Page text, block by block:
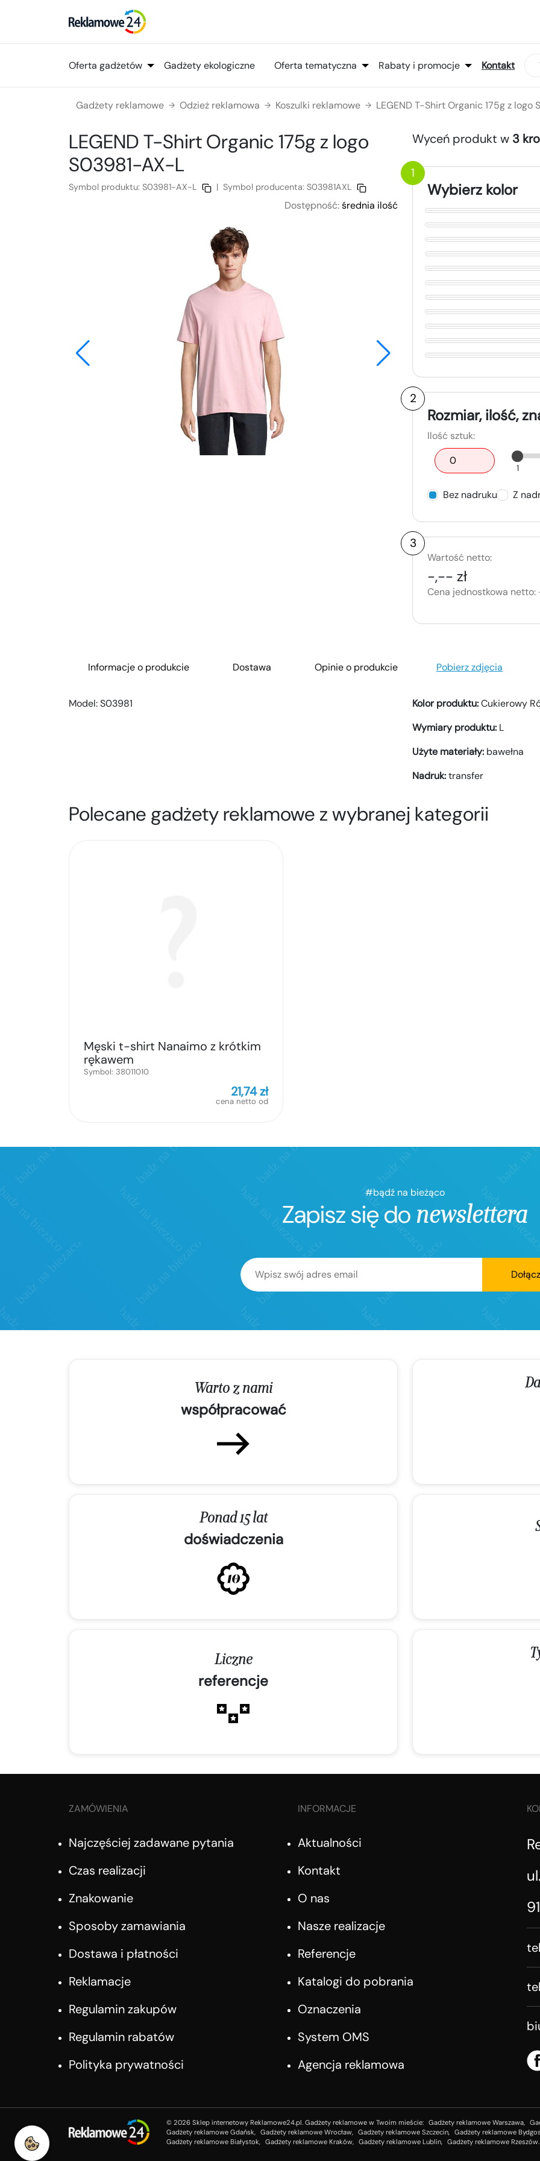
Oferta gadżetów Gadżety ekologiczne Oferta tematyczna Rabaty i promocje Kontakt
Gadżety reklamowe → Odzież reklamowa → Koszulki reklamowe → LEGEND T-Shirt Organic 175g z logo
LEGEND T-Shirt Organic 175g z logo
S03981-AX-L
Symbol produktu: S03981-AX-L | Symbol producenta: S03981AXL
Dostępność:średnia ilość
Wyceń produkt w 3
1
Wybierz kolor
2
Rozmiar, ilość,
Ilość sztuk:
1
Bez nadruku Z
3
Wartość netto:
-,-- zł
Cena jednostkowa netto:
Informacje o produkcie Dostawa Opinie o produkcie Pobierz zdjęcia
Model:S03981 Kolor produktu:Cukierowy
Wymiary produktu: L
Użyte materiały: bawełna
Nadruk:transfer
Polecane gadżety reklamowe z wybranej kategorii
Męski t-shirt Nanaimo z krótkim
rękawem
Symbol: 38011010
21,74zł
cena netto od
#bądź na bieżąco
Zapisz się do newslettera
Dołącz
Warto z nami
współpracować
Ponad 15 lat
doświadczenia
Liczne
referencje
ZAMÓWIENIA
Najczęściej zadawane pytania
Czas realizacji
Znakowanie
Sposoby zamawiania
Dostawa i płatności
Reklamacje
Regulamin zakupów
Regulamin rabatów
Polityka prywatności
INFORMACJE
Aktualności
Kontakt
O nas
Nasze realizacje
Referencje
Katalogi do pobrania
Oznaczenia
System OMS
Agencja reklamowa
© 2026Sklep internetowy Reklamowe24.pl. Gadżety reklamowe w Twoim mieście: Gadżety reklamowe Warszawa,
Gadżety reklamowe Gdańsk, Gadżety reklamowe Wrocław, Gadżety reklamowe Szczecin, Gadżety reklamowe
Gadżety reklamowe Białystok, Gadżety reklamowe Kraków, Gadżety reklamowe Lublin, Gadżety reklamowe Rzeszów.